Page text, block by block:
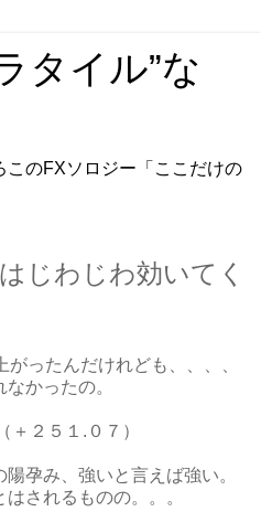
タイル”な
このFXソロジー「ここだけの
じわじわ効いてく
ったんだけれども、、、、
かったの。
＋２５１.０７）
孕み、強いと言えば強い。
されるものの。。。